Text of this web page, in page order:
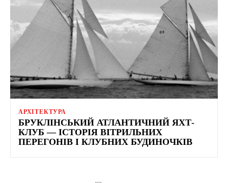
АРХІТЕКТУРА
БРУКЛІНСЬКИЙ АТЛАНТИЧНИЙ ЯХТ-
КЛУБ — ІСТОРІЯ ВІТРИЛЬНИХ
ПЕРЕГОНІВ І КЛУБНИХ БУДИНОЧКІВ